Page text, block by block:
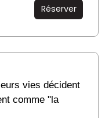
Réserver
vies décident
comme "la